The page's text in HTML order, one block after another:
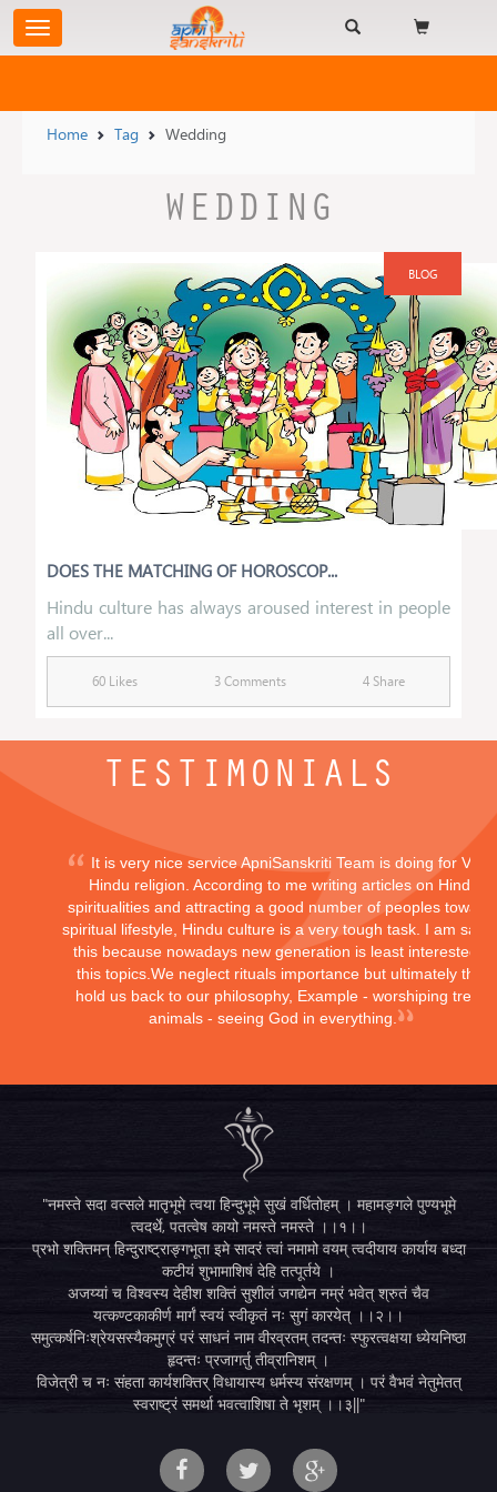
Home Tag Wedding
WEDDING
BLOG
DOES THE MATCHING OF HOROSCOP...
Hindu culture has always aroused interest in people
all over...
60 Likes 3 Comments 4 Share
TESTIMONIALS
It is very nice service ApniSanskriti Team is doing for
Hindu religion. According to me writing articles on Hindu
spiritualities and attracting a good number of peoples
spiritual lifestyle, Hindu culture is a very tough task. I am
this because nowadays new generation is least interested in
this topics.We neglect rituals importance but ultimately they
hold us back to our philosophy, Example - worshiping trees,
animals - seeing God in everything.
"नमस्ते सदा वत्सले मातृभूमे त्वया हिन्दुभूमे सुखं वर्धितोहम् । महामङ्गले पुण्यभूमे
त्वदर्थे, पतत्वेष कायो नमस्ते नमस्ते ।।१।।
प्रभो शक्तिमन् हिन्दुराष्ट्राङ्गभूता इमे सादरं त्वां नमामो वयम् त्वदीयाय कार्याय बध्दा
कटीयं शुभामाशिषं देहि तत्पूर्तये ।
अजय्यां च विश्वस्य देहीश शक्तिं सुशीलं जगद्येन नम्रं भवेत् श्रुतं चैव
यत्कण्टकाकीर्ण मार्गं स्वयं स्वीकृतं नः सुगं कारयेत् ।।२।।
समुत्कर्षनिःश्रेयसस्यैकमुग्रं परं साधनं नाम वीरव्रतम् तदन्तः स्फुरत्वक्षया ध्येयनिष्ठा
हृदन्तः प्रजागर्तु तीव्रानिशम् ।
विजेत्री च नः संहता कार्यशक्तिर् विधायास्य धर्मस्य संरक्षणम् । परं वैभवं नेतुमेतत्
स्वराष्ट्रं समर्था भवत्वाशिषा ते भृशम् ।।३||"